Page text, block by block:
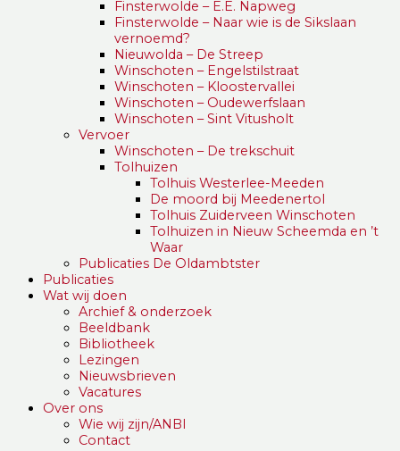
Finsterwolde – E.E. Napweg
Finsterwolde – Naar wie is de Sikslaan
vernoemd?
Nieuwolda – De Streep
Winschoten – Engelstilstraat
Winschoten – Kloostervallei
Winschoten – Oudewerfslaan
Winschoten – Sint Vitusholt
Vervoer
Winschoten – De trekschuit
Tolhuizen
Tolhuis Westerlee-Meeden
De moord bij Meedenertol
Tolhuis Zuiderveen Winschoten
Tolhuizen in Nieuw Scheemda en ’t
Waar
Publicaties De Oldambtster
Publicaties
Wat wij doen
Archief & onderzoek
Beeldbank
Bibliotheek
Lezingen
Nieuwsbrieven
Vacatures
Over ons
Wie wij zijn/ANBI
Contact